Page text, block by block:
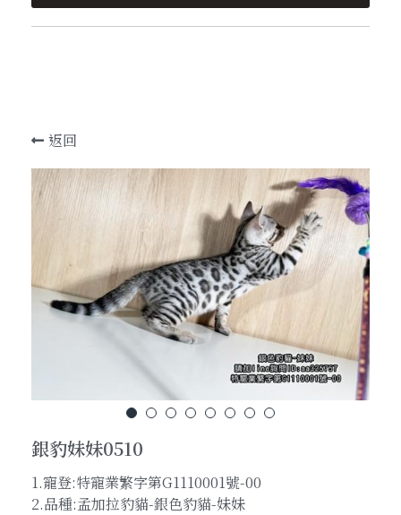
豹貓明星-廣告拍攝
遛貓趣
貓咪招喚術
孟加拉豹猫-各類花纹(Pattern)超級詳解
養貓前的準備功課
粉絲頁官網連結
聯絡我們
搜索
加Line線上即時對談
返回
銀豹妹妹0510
1.寵登:特寵業繁字第G1110001號-00
2.品種:孟加拉豹貓-銀色豹貓-妹妹